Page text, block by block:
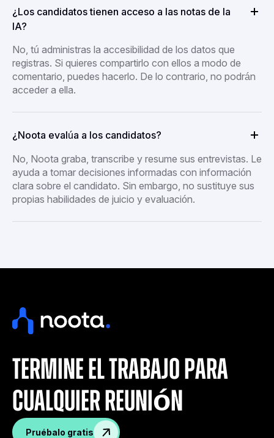
¿Los candidatos tienen acceso a las notas de la
IA?
No, tú administras la accesibilidad de los datos que
registras. Si quieres compartirlo con ellos a modo de
comentario, puedes hacerlo. De lo contrario, no podrán
acceder a ella.
¿Noota evalúa a los candidatos?
No, Noota graba, transcribe y resume sus entrevistas. Le
ayuda a tomar decisiones informadas con información
clara sobre el candidato. Sin embargo, no sustituye sus
propias habilidades de juicio y evaluación.
termine el trabajo para
cualquier reunión
Pruébalo gratis